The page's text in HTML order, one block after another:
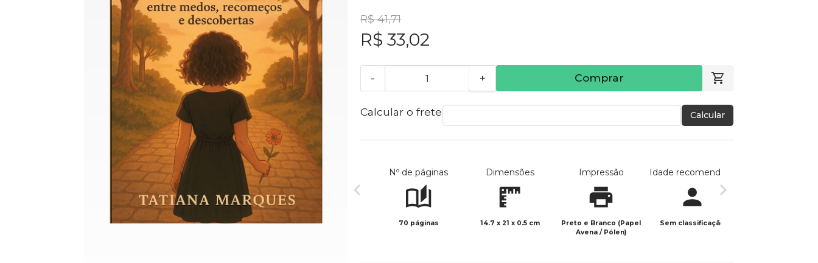
R$ 41,71
R$ 33,02
- + Comprar
Calcular o frete Calcular
Nº de páginas
70 páginas
Dimensões
14.7 x 21 x 0.5 cm
Impressão
Preto e Branco (Papel
Avena / Pólen)
Idade recomendada
Sem classificação